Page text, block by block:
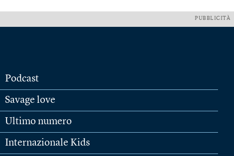
PUBBLICITÀ
Podcast
Savage love
Ultimo numero
Internazionale Kids